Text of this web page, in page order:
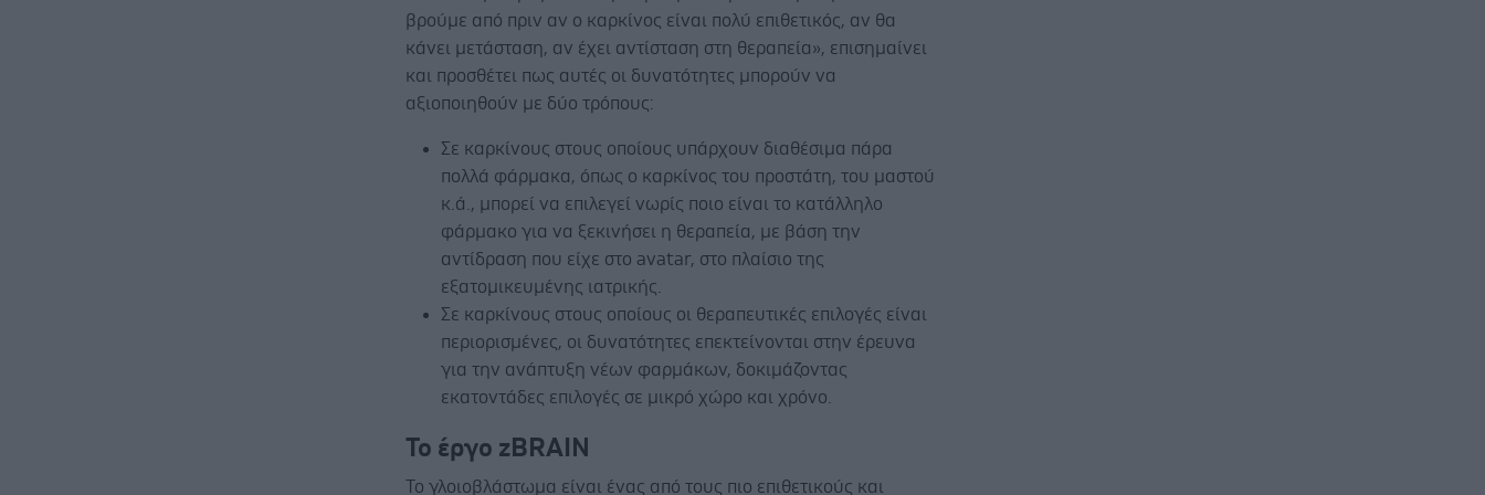
βρούμε από πριν αν ο καρκίνος είναι πολύ επιθετικός, αν θα
κάνει μετάσταση, αν έχει αντίσταση στη θεραπεία», επισημαίνει
και προσθέτει πως αυτές οι δυνατότητες μπορούν να
αξιοποιηθούν με δύο τρόπους:
Σε καρκίνους στους οποίους υπάρχουν διαθέσιμα πάρα
πολλά φάρμακα, όπως ο καρκίνος του προστάτη, του μαστού
κ.ά., μπορεί να επιλεγεί νωρίς ποιο είναι το κατάλληλο
φάρμακο για να ξεκινήσει η θεραπεία, με βάση την
αντίδραση που είχε στο avatar, στο πλαίσιο της
εξατομικευμένης ιατρικής.
Σε καρκίνους στους οποίους οι θεραπευτικές επιλογές είναι
περιορισμένες, οι δυνατότητες επεκτείνονται στην έρευνα
για την ανάπτυξη νέων φαρμάκων, δοκιμάζοντας
εκατοντάδες επιλογές σε μικρό χώρο και χρόνο.
Το έργο zBRAIN
Το γλοιοβλάστωμα είναι ένας από τους πιο επιθετικούς και